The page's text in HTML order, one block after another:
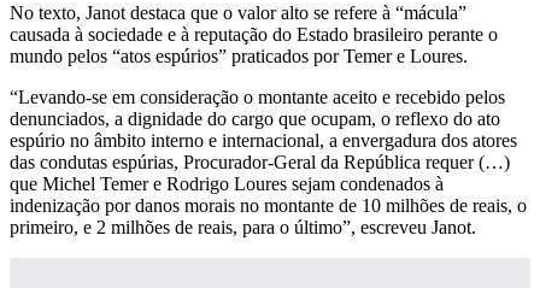
No texto, Janot destaca que o valor alto se refere à “mácula”
causada à sociedade e à reputação do Estado brasileiro perante o
mundo pelos “atos espúrios” praticados por Temer e Loures.
“Levando-se em consideração o montante aceito e recebido pelos
denunciados, a dignidade do cargo que ocupam, o reflexo do ato
espúrio no âmbito interno e internacional, a envergadura dos atores
das condutas espúrias, Procurador-Geral da República requer (…)
que Michel Temer e Rodrigo Loures sejam condenados à
indenização por danos morais no montante de 10 milhões de reais, o
primeiro, e 2 milhões de reais, para o último”, escreveu Janot.